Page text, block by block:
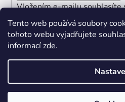
Tento web používá soubory
tohoto webu vyjadřujete
informacízde.
Vložením e-mailu souhlasíte
osobních údajů
PŘIHLÁSIT SE
Vytvořil